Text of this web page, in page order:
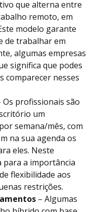
que alterna entre
remoto, em
modelo garante
de trabalhar em
algumas empresas
significa que podes
comparecer nesses
Os profissionais são
um
semana/mês, com
na sua agenda os
eles. Neste
para a importância
flexibilidade aos
restrições.
– Algumas